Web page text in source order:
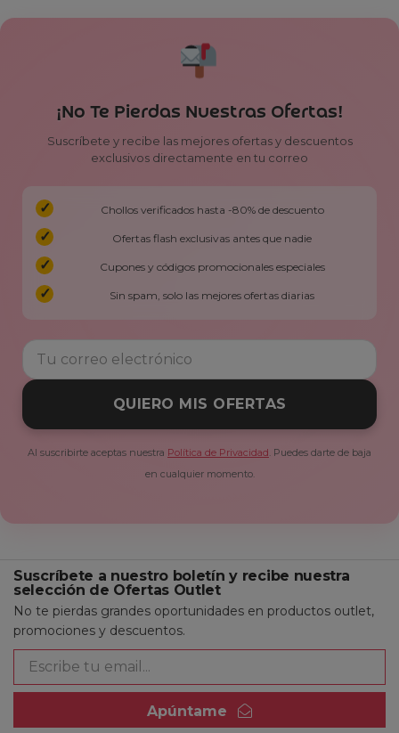
¡No Te Pierdas Nuestras Ofertas!
Suscríbete y recibe las mejores ofertas y descuentos
exclusivos directamente en tu correo
Chollos verificados hasta -80% de descuento
Ofertas flash exclusivas antes que nadie
Cupones y códigos promocionales especiales
Sin spam, solo las mejores ofertas diarias
QUIERO MIS OFERTAS
Al suscribirte aceptas nuestra Política de Privacidad . Puedes darte de baja
en cualquier momento.
Suscríbete a nuestro boletín y recibe nuestra
selección de Ofertas Outlet
No te pierdas grandes oportunidades en productos outlet,
promociones y descuentos.
Apúntame